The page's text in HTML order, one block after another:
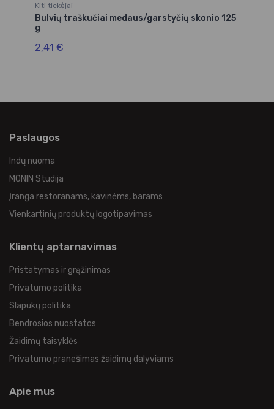
Kiti tiekėjai
Bulvių traškučiai medaus/garstyčių skonio 125
g
2,41 €
Paslaugos
Indų nuoma
MONIN Studija
Įranga restoranams, kavinėms, barams
Vienkartinių produktų logotipavimas
Klientų aptarnavimas
Pristatymas ir grąžinimas
Privatumo politika
Slapukų politika
Bendrosios nuostatos
Žaidimų taisyklės
Privatumo pranešimas žaidimų dalyviams
Apie mus